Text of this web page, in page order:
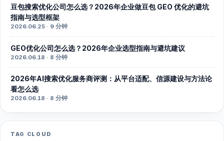
豆包搜索优化公司怎么选？2026年企业做豆包 GEO 优化的避坑
指南与选型框架
2026.06.25 · 9 分钟
GEO优化公司怎么选？2026年企业选型指南与避坑建议
2026.06.18 · 8 分钟
2026年AI搜索优化服务商评测：从平台适配、信源建设与方法论
看怎么选
2026.06.18 · 8 分钟
TAG CLOUD